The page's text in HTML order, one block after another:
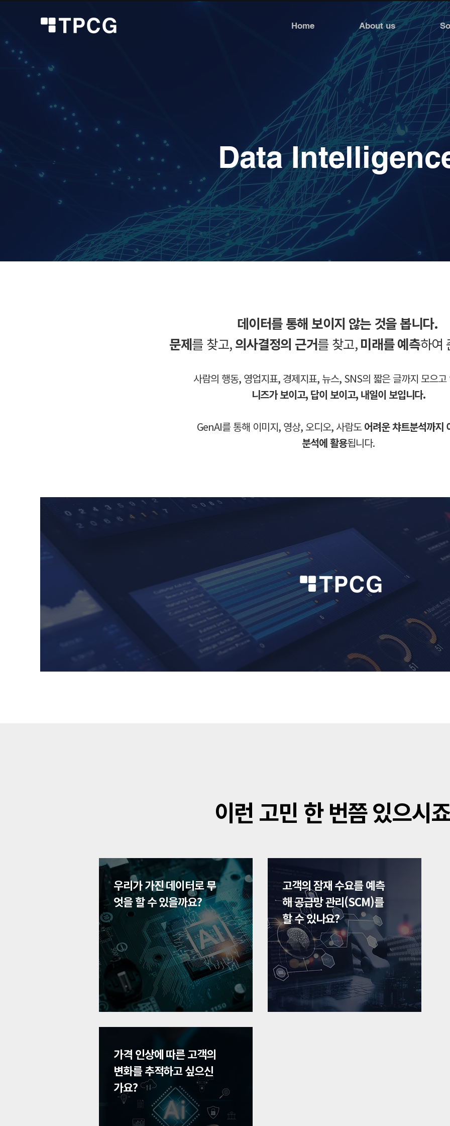
Home About us
Data
데이터를 통해 보이지 않는 것을 봅니다.
문제를 찾고,의사결정의 근거를 찾고,미래를 예측하여
사람의 행동, 영업지표, 경제지표, 뉴스, SNS의 짧은 글까지 모으고
니즈가 보이고, 답이 보이고, 내일이 보입니다.
GenAI를 통해 이미지, 영상, 오디오, 사람도어려운 챠트분석까지
분석에 활용됩니다.
이런 고민 한 번쯤 있으시
우리가 가진 데이터로 무
엇을 할 수 있을까요?
고객의 잠재 수요를 예측
해 공급망 관리(SCM)를
할 수 있나요?
가격 인상에 따른 고객의
변화를 추적하고 싶으신
가요?